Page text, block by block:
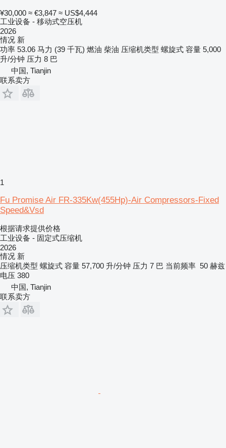
¥30,000 ≈ €3,847 ≈ US$4,444
工业设备 - 移动式空压机
2026
情况 新
功率 53.06 马力 (39 千瓦) 燃油 柴油 压缩机类型 螺旋式 容量 5,000
升/分钟 压力 8 巴
中国, Tianjin
联系卖方
1
Fu Promise Air FR-335Kw(455Hp)-Air Compressors-Fixed
Speed&Vsd
根据请求提供价格
工业设备 - 固定式压缩机
2026
情况 新
压缩机类型 螺旋式 容量 57,700 升/分钟 压力 7 巴 当前频率 50 赫兹
电压 380
中国, Tianjin
联系卖方